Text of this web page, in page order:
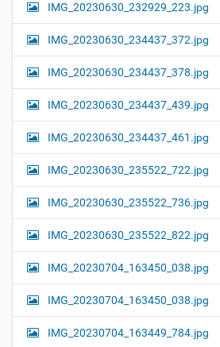
IMG_20230630_232929_223.jpg
IMG_20230630_234437_372.jpg
IMG_20230630_234437_378.jpg
IMG_20230630_234437_439.jpg
IMG_20230630_234437_461.jpg
IMG_20230630_235522_722.jpg
IMG_20230630_235522_736.jpg
IMG_20230630_235522_822.jpg
IMG_20230704_163450_038.jpg
IMG_20230704_163450_038.jpg
IMG_20230704_163449_784.jpg